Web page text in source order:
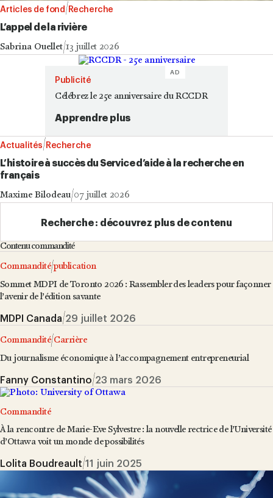
Articles de fond Recherche
L’appel de la rivière
Sabrina Ouellet 13 juillet 2026
AD
Publicité
Célébrez le 25e anniversaire du RCCDR
Apprendre plus
Actualités Recherche
L’histoire à succès du Service d’aide à la recherche en
français
Maxime Bilodeau 07 juillet 2026
Recherche : découvrez plus de contenu
Contenu commandité
Commandité publication
Sommet MDPI de Toronto 2026 : Rassembler des leaders pour façonner
l’avenir de l’édition savante
MDPI Canada 29 juillet 2026
Commandité Carrière
Du journalisme économique à l’accompagnement entrepreneurial
Fanny Constantino 23 mars 2026
Commandité
À la rencontre de Marie-Eve Sylvestre : la nouvelle rectrice de l’Université
d’Ottawa voit un monde de possibilités
Lolita Boudreault 11 juin 2025